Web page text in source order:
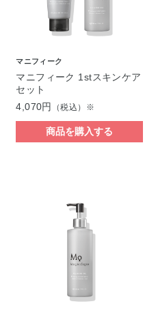
マニフィーク
マニフィーク 1stスキンケア
セット
4,070円
（税込）※
商品を購入する